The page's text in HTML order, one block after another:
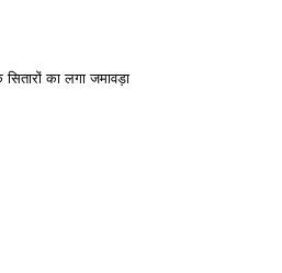
का लगा जमावड़ा